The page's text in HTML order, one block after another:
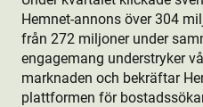
Hemnet-annons över 304
från 272 miljoner under
engagemang understryker
marknaden och bekräftar
plattformen för